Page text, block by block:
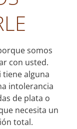
somos
con usted.
tiene alguna
intolerancia
de plata o
necesita un
total.